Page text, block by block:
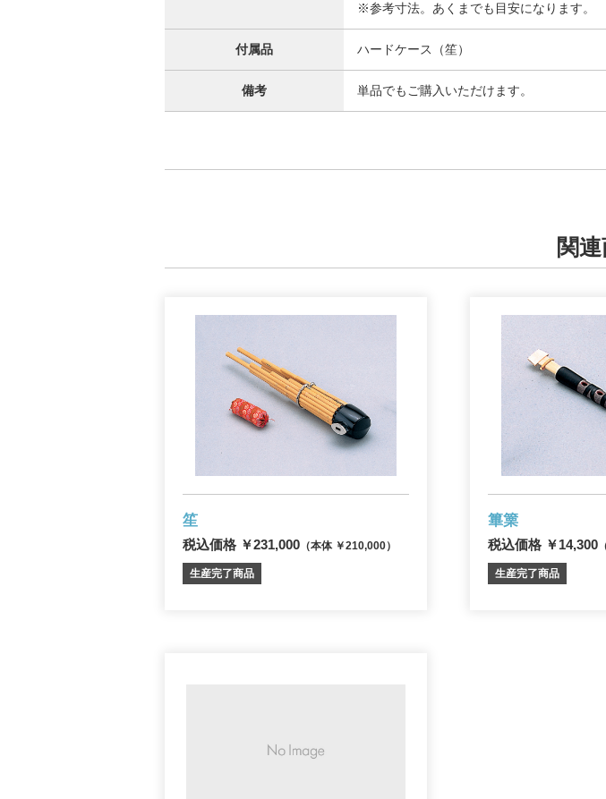
※参考寸法。あくまでも目安になります。
付属品 ハードケース（笙）
備考 単品でもご購入いただけます。
関
笙
税込価格 ￥231,000 （本体 ￥210,000）
生産完了商品
篳篥
税込価格 ￥14,300
生産完了商品